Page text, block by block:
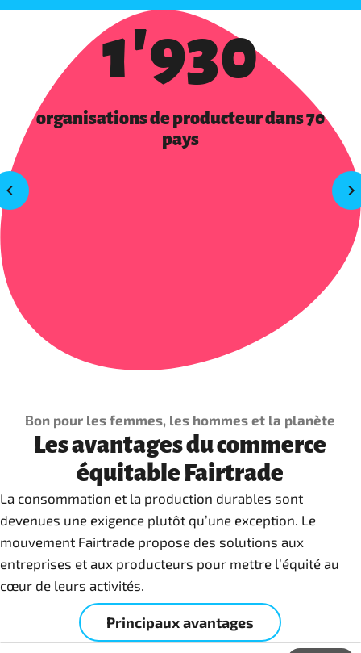
1'930
organisations de producteur dans 70
pays
Bon pour les femmes, les hommes et la planète
Les avantages du commerce
équitable Fairtrade
La consommation et la production durables sont
devenues une exigence plutôt qu’une exception. Le
mouvement Fairtrade propose des solutions aux
entreprises et aux producteurs pour mettre l’équité au
cœur de leurs activités.
Principaux avantages